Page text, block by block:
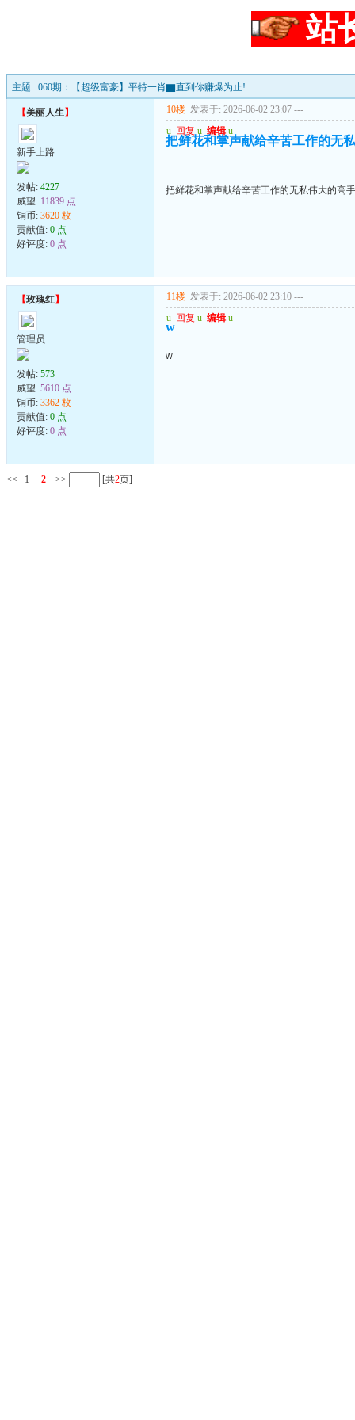
站
主题 : 060期：【超级富豪】平特一肖▇直到你赚爆为止!
【美丽人生】
新手上路
发帖: 4227
威望: 11839 点
铜币: 3620 枚
贡献值: 0 点
好评度: 0 点
10楼 发表于: 2026-06-02 23:07 ---
u 回复 u 编辑 u
把鲜花和掌声献给辛苦工作的无
把鲜花和掌声献给辛苦工作的无私伟大的高
【玫瑰红】
管理员
发帖: 573
威望: 5610 点
铜币: 3362 枚
贡献值: 0 点
好评度: 0 点
11楼 发表于: 2026-06-02 23:10 ---
u 回复 u 编辑 u
w
w
<< 1 2 >> [共2页]